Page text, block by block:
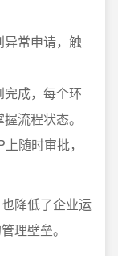
常申请，触
成，每个环
流程状态。
随时审批，
降低了企业运
理壁垒。